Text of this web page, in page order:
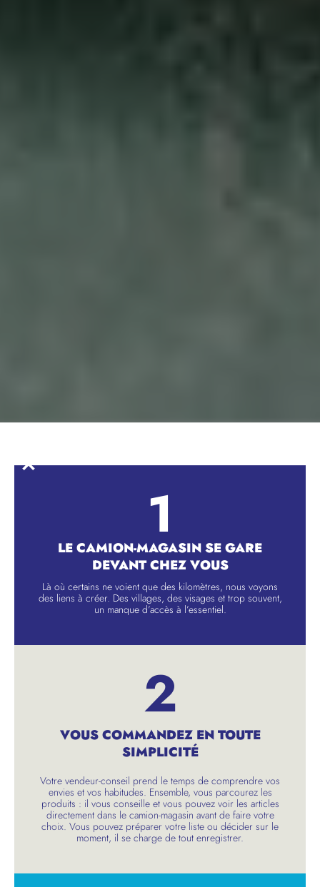
1
LE CAMION-MAGASIN SE GARE
DEVANT CHEZ VOUS
Là où certains ne voient que des kilomètres, nous voyons
des liens à créer. Des villages, des visages et trop souvent,
un manque d’accès à l’essentiel.
2
VOUS COMMANDEZ EN TOUTE
SIMPLICITÉ
Votre vendeur-conseil prend le temps de comprendre vos
envies et vos habitudes. Ensemble, vous parcourez les
produits : il vous conseille et vous pouvez voir les articles
directement dans le camion-magasin avant de faire votre
choix. Vous pouvez préparer votre liste ou décider sur le
moment, il se charge de tout enregistrer.